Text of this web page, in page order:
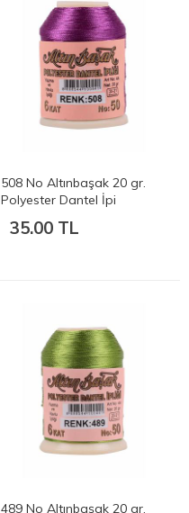
508 No Altınbaşak 20 gr.
Polyester Dantel İpi
35.00 TL
489 No Altınbaşak 20 gr.